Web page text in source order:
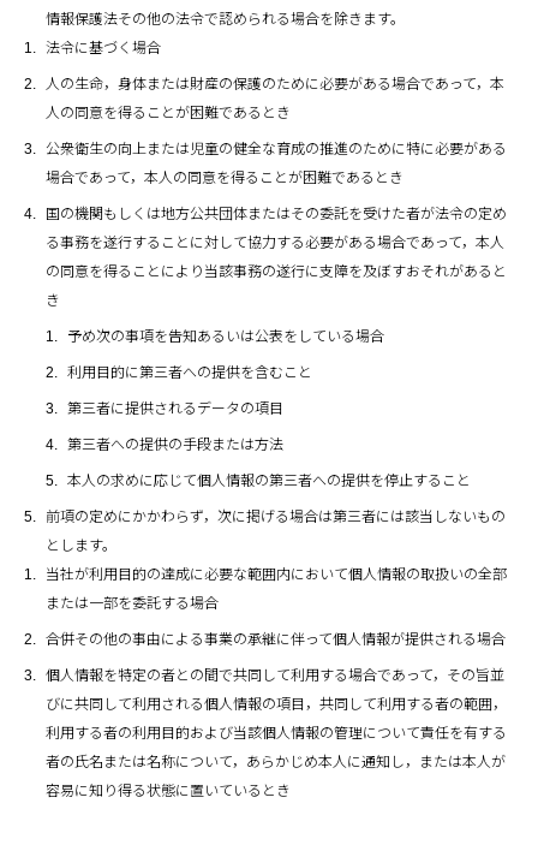
情報保護法その他の法令で認められる場合を除きます。
法令に基づく場合
人の生命，身体または財産の保護のために必要がある場合であって，本
人の同意を得ることが困難であるとき
公衆衛生の向上または児童の健全な育成の推進のために特に必要がある
場合であって，本人の同意を得ることが困難であるとき
国の機関もしくは地方公共団体またはその委託を受けた者が法令の定め
る事務を遂行することに対して協力する必要がある場合であって，本人
の同意を得ることにより当該事務の遂行に支障を及ぼすおそれがあると
き
予め次の事項を告知あるいは公表をしている場合
利用目的に第三者への提供を含むこと
第三者に提供されるデータの項目
第三者への提供の手段または方法
本人の求めに応じて個人情報の第三者への提供を停止すること
前項の定めにかかわらず，次に掲げる場合は第三者には該当しないもの
とします。
当社が利用目的の達成に必要な範囲内において個人情報の取扱いの全部
または一部を委託する場合
合併その他の事由による事業の承継に伴って個人情報が提供される場合
個人情報を特定の者との間で共同して利用する場合であって，その旨並
びに共同して利用される個人情報の項目，共同して利用する者の範囲，
利用する者の利用目的および当該個人情報の管理について責任を有する
者の氏名または名称について，あらかじめ本人に通知し，または本人が
容易に知り得る状態に置いているとき